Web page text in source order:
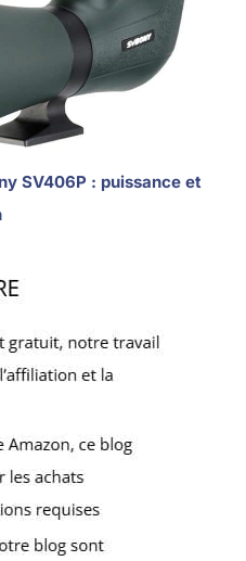
SV406P : puissance et